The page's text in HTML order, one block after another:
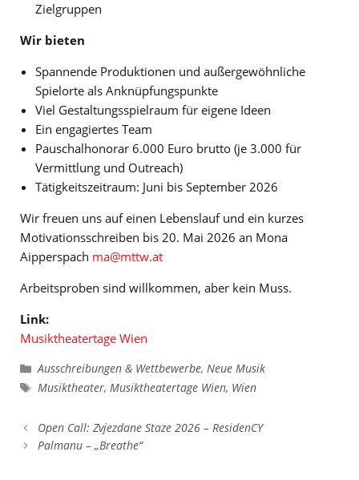
Zielgruppen
Wir bieten
Spannende Produktionen und außergewöhnliche
Spielorte als Anknüpfungspunkte
Viel Gestaltungsspielraum für eigene Ideen
Ein engagiertes Team
Pauschalhonorar 6.000 Euro brutto (je 3.000 für
Vermittlung und Outreach)
Tätigkeitszeitraum: Juni bis September 2026
Wir freuen uns auf einen Lebenslauf und ein kurzes
Motivationsschreiben bis 20. Mai 2026 an Mona
Aipperspach ma@mttw.at
Arbeitsproben sind willkommen, aber kein Muss.
Link:
Musiktheatertage Wien
Kategorien
Ausschreibungen & Wettbewerbe,Neue Musik
Schlagwörter
Musiktheater,Musiktheatertage Wien, Wien
Open Call: Zvjezdane Staze 2026 – ResidenCY
Palmanu – „Breathe“